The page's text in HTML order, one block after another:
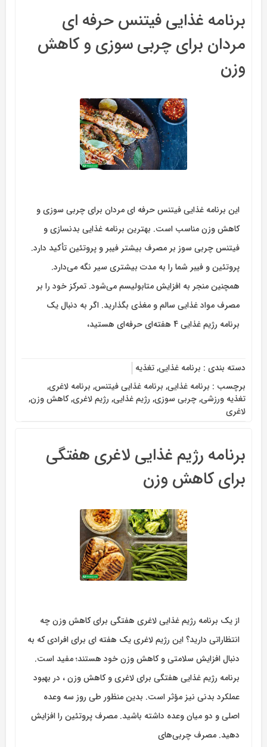
برنامه غذایی فیتنس حرفه ای
مردان برای چربی سوزی و کاهش
وزن
این برنامه غذایی فیتنس حرفه ای مردان برای چربی سوزی و
کاهش وزن مناسب است. بهترین برنامه غذایی بدنسازی و
فیتنس چربی سوز بر مصرف بیشتر فیبر و پروتئین تأکید دارد.
پروتئین و فیبر شما را به مدت بیشتری سیر نگه می‌دارد.
همچنین منجر به افزایش متابولیسم می‌شود. تمرکز خود را بر
مصرف مواد غذایی سالم و مغذی بگذارید. اگر به دنبال یک
برنامه رژیم غذایی 4 هفته‌ای حرفه‌ای هستید،
دسته بندی : برنامه غذایی,تغذیه
برچسب : برنامه غذایی, برنامه غذایی فیتنس, برنامه لاغری,
تغذیه ورزشی,چربی سوزی, رژیم غذایی, رژیم لاغری,کاهش وزن,
لاغری
برنامه رژیم غذایی لاغری هفتگی
برای کاهش وزن
از یک برنامه رژیم غذایی لاغری هفتگی برای کاهش وزن چه
انتظاراتی دارید؟ این رژیم لاغری یک هفته ای برای افرادی که به
دنبال افزایش سلامتی و کاهش وزن خود هستند؛ مفید است.
برنامه رژیم غذایی هفتگی برای لاغری و کاهش وزن ، در بهبود
عملکرد بدنی نیز مؤثر است. بدین منظور طی روز سه وعده
اصلی و دو میان وعده داشته باشید. مصرف پروتئین را افزایش
دهید. مصرف چربی‌های